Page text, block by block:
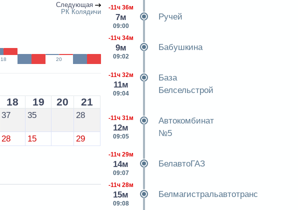
Следующая
РК Колядичи
18 20
18 19 20 21
37 35 28
28 15 29
-11ч 36м
7м
09:00
Ручей
-11ч 34м
9м
09:02
Бабушкина
-11ч 32м
11м
09:04
База
Белсельстрой
-11ч 31м
12м
09:05
Автокомбинат
№5
-11ч 29м
14м
09:07
БелавтоГАЗ
-11ч 28м
15м
09:08
Белмагистральавтотранс